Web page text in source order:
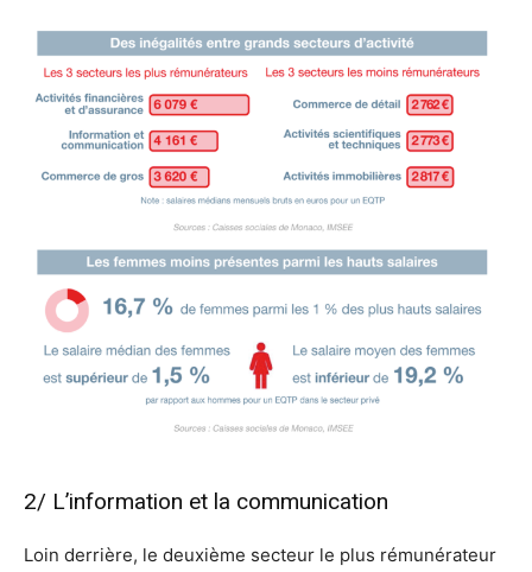
2/ L’information et la communication
Loin derrière, le deuxième secteur le plus rémunérateur